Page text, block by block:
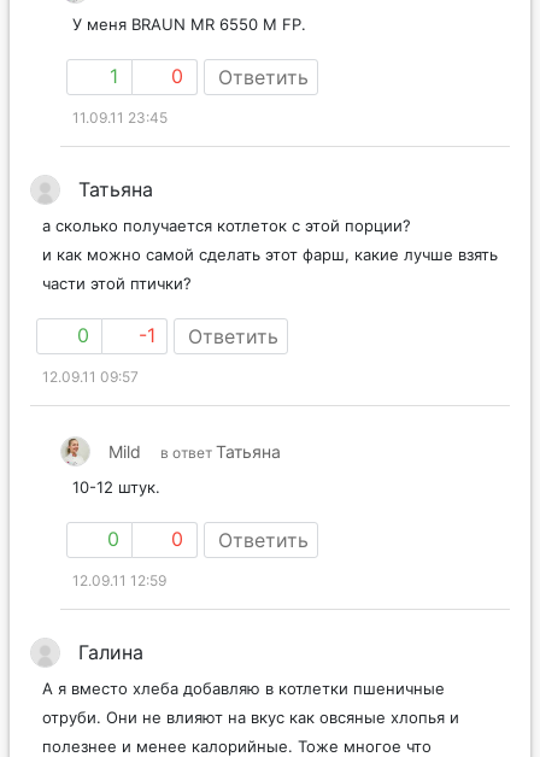
У меня BRAUN MR 6550 M FP.
1 0 Ответить
11.09.11 23:45
Татьяна
а сколько получается котлеток с этой порции?
и как можно самой сделать этот фарш, какие лучше взять
части этой птички?
0 -1 Ответить
12.09.11 09:57
Mild в ответ Татьяна
10-12 штук.
0 0 Ответить
12.09.11 12:59
Галина
А я вместо хлеба добавляю в котлетки пшеничные
отруби. Они не влияют на вкус как овсяные хлопья и
полезнее и менее калорийные. Тоже многое что